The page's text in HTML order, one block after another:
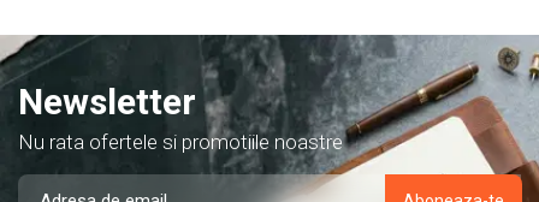
Newsletter
Nu rata ofertele si promotiile noastre